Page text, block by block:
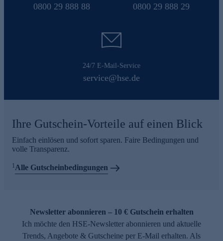
0800 29 888 88 0800 29 888 29
24/7 E-Mail-Service
service@hse.de
Ihre Gutschein-Vorteile auf einen Blick
Einfach einlösen und sofort sparen. Faire Bedingungen und
volle Transparenz.
1Alle Gutscheinbedingungen
Newsletter abonnieren – 10 € Gutschein erhalten
Ich möchte den HSE-Newsletter abonnieren und aktuelle
Trends, Angebote & Gutscheine per E-Mail erhalten. Als